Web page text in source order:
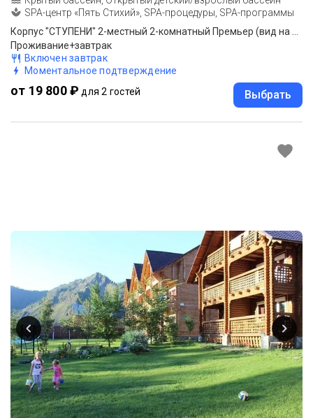
SPA-центр «Пять Стихий», SPA-процедуры, SPA-программы
Корпус "СТУПЕНИ" 2-местный 2-комнатный Премьер (вид на реку)
Проживание+завтрак
Включен завтрак
Моментальное подтверждение
от 19 800 ₽ для 2 гостей Выбрать